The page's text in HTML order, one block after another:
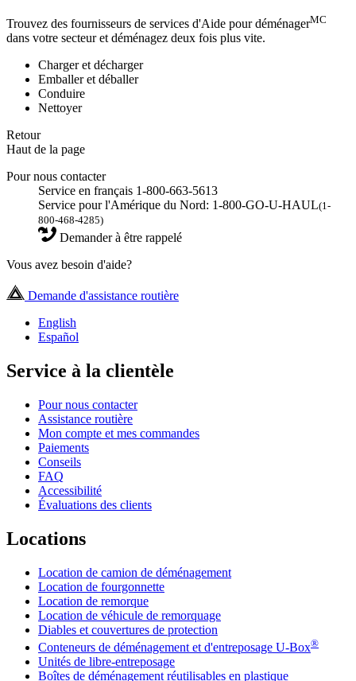
Trouvez des fournisseurs de services d'Aide pour déménagerMC
dans votre secteur et déménagez deux fois plus vite.
Charger et décharger
Emballer et déballer
Conduire
Nettoyer
Retour
Haut de la page
Pour nous contacter
Service en français 1-800-663-5613
Service pour l'Amérique du Nord: 1-800-GO-U-HAUL(1-
800-468-4285)
Demander à être rappelé
Vous avez besoin d'aide?
Demande d'assistance routière
English
Español
Service à la clientèle
Pour nous contacter
Assistance routière
Mon compte et mes commandes
Paiements
Conseils
FAQ
Accessibilité
Évaluations des clients
Locations
Location de camion de déménagement
Location de fourgonnette
Location de remorque
Location de véhicule de remorquage
Diables et couvertures de protection
Conteneurs de déménagement et d'entreposage U-Box®
Unités de libre-entreposage
Boîtes de déménagement réutilisables en plastique